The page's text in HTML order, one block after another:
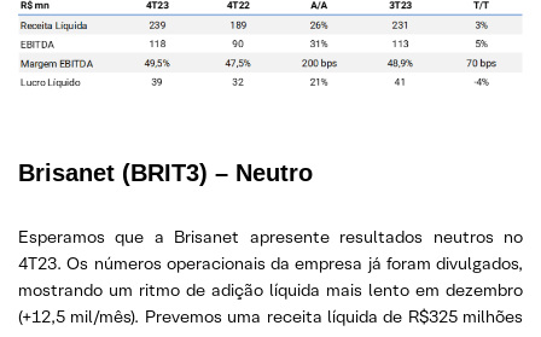
Brisanet (BRIT3) – Neutro
Esperamos que a Brisanet apresente resultados neutros no
4T23. Os números operacionais da empresa já foram divulgados,
mostrando um ritmo de adição líquida mais lento em dezembro
(+12,5 mil/mês). Prevemos uma receita líquida de R$325 milhões